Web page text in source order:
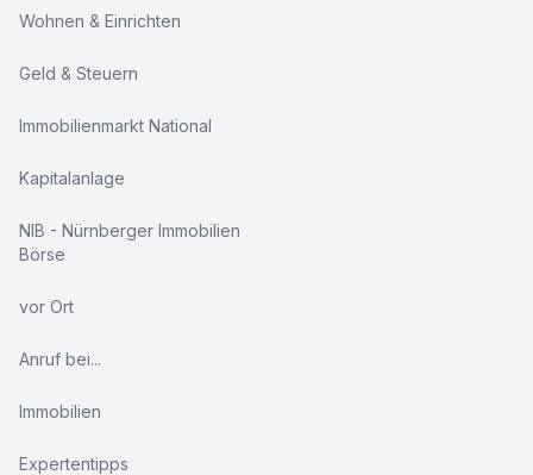
Wohnen & Einrichten
Geld & Steuern
Immobilienmarkt National
Kapitalanlage
NIB - Nürnberger Immobilien
Börse
vor Ort
Anruf bei...
Immobilien
Expertentipps